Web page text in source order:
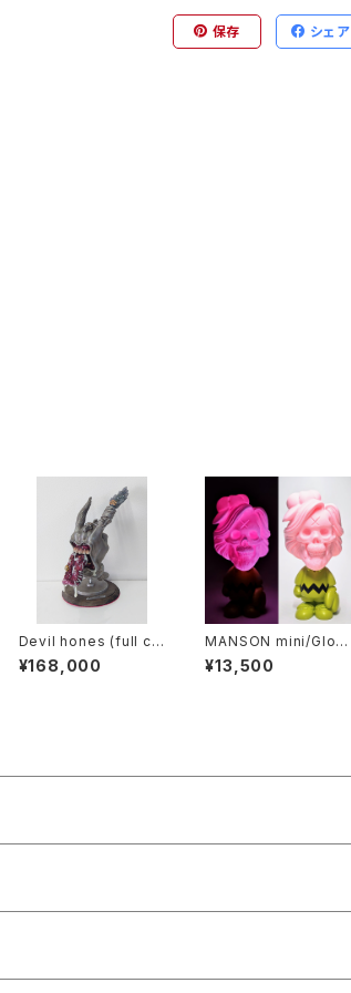
保存 シェア
Devil hones (full co
lor: METAL paint)
¥168,000
MANSON mini/Glow
in the dark(pink発
光)
¥13,500